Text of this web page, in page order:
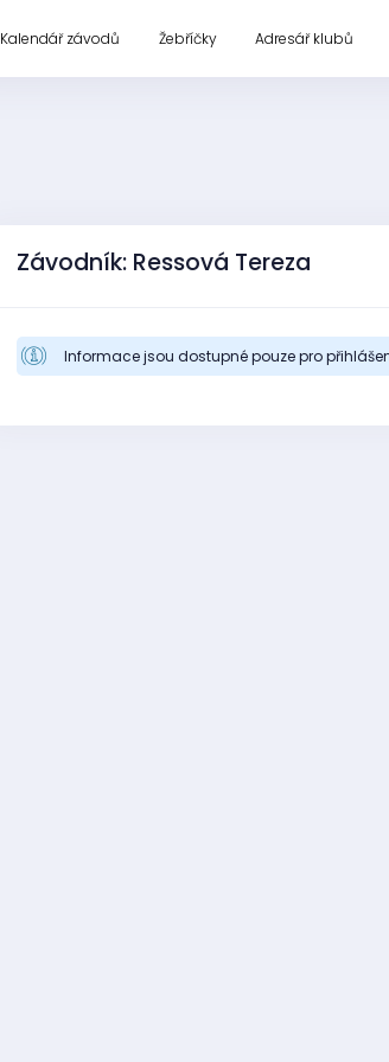
Kalendář závodů Žebříčky Adresář klubů
Závodník: Ressová Tereza
Informace jsou dostupné pouze pro